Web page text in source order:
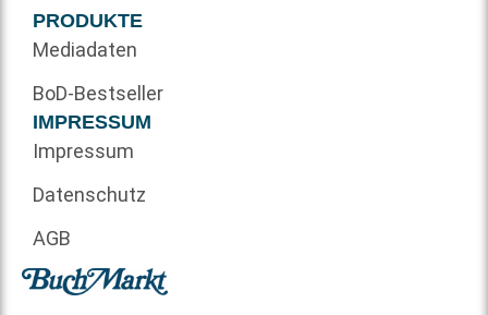
PRODUKTE
Mediadaten
BoD-Bestseller
IMPRESSUM
Impressum
Datenschutz
AGB